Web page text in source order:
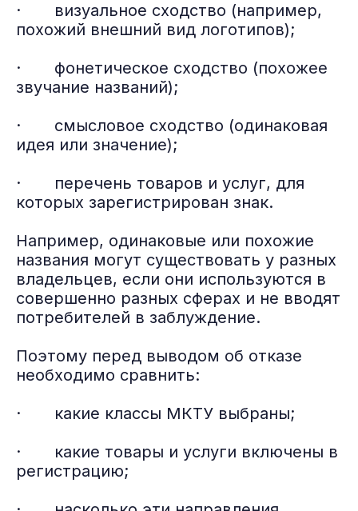
· визуальное сходство (например,
похожий внешний вид логотипов);
· фонетическое сходство (похожее
звучание названий);
· смысловое сходство (одинаковая
идея или значение);
· перечень товаров и услуг, для
которых зарегистрирован знак.
Например, одинаковые или похожие
названия могут существовать у разных
владельцев, если они используются в
совершенно разных сферах и не вводят
потребителей в заблуждение.
Поэтому перед выводом об отказе
необходимо сравнить:
· какие классы МКТУ выбраны;
· какие товары и услуги включены в
регистрацию;